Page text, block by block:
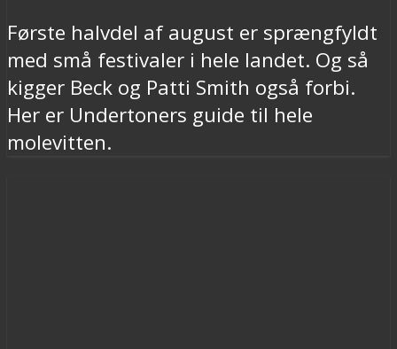
Første halvdel af august er sprængfyldt
med små festivaler i hele landet. Og så
kigger Beck og Patti Smith også forbi.
Her er Undertoners guide til hele
molevitten.